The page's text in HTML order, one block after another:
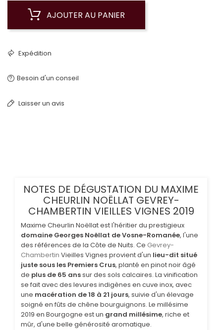
AJOUTER AU PANIER
Expédition
Besoin d'un conseil
Laisser un avis
NOTES DE DÉGUSTATION DU MAXIME
CHEURLIN NOËLLAT GEVREY-
CHAMBERTIN VIEILLES VIGNES 2019
Maxime Cheurlin Noëllat est l'héritier du prestigieux
domaine Georges Noëllat de Vosne-Romanée, l'une
des références de la Côte de Nuits. Ce Gevrey-
Chambertin Vieilles Vignes provient d'un lieu-dit situé
juste sous les Premiers Crus, planté en pinot noir âgé
de plus de 65 anssur des sols calcaires. La vinification
se fait avec des levures indigènes en cuve inox, avec
une macération de 18 à 21 jours, suivie d'un élevage
soigné en fûts de chêne bourguignons. Le millésime
2019 en Bourgogne est un grand millésime, riche et
mûr, d'une belle générosité aromatique.